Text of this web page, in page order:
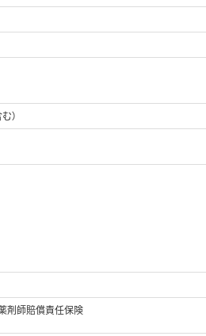
）
剤師賠償責任保険